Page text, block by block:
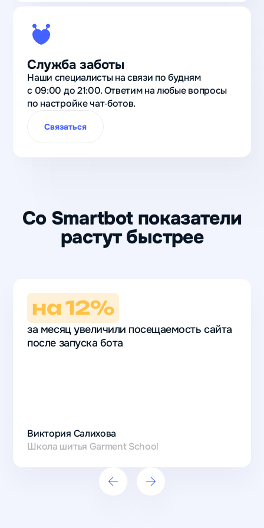
Служба заботы
Наши специалисты на связи по будням
с 09:00 до 21:00. Ответим на любые вопросы
по настройке чат‑ботов.
Связаться
Со Smartbot показатели
растут быстрее
на 12%
за месяц увеличили посещаемость сайта
после запуска бота
Виктория Салихова
Школа шитья Garment School
сайта
бота